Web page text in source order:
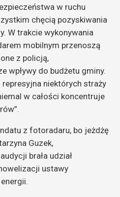
w ruchu
chęcią pozyskiwania
W trakcie wykonywania
mobilnym przenoszą
z policją,
wpływy do budżetu gminy.
niektórych straży
w całości koncentruje
z fotoradaru, bo jeżdżę
Guzek,
brała udział
ustawy